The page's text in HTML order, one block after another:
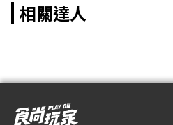
相關達人